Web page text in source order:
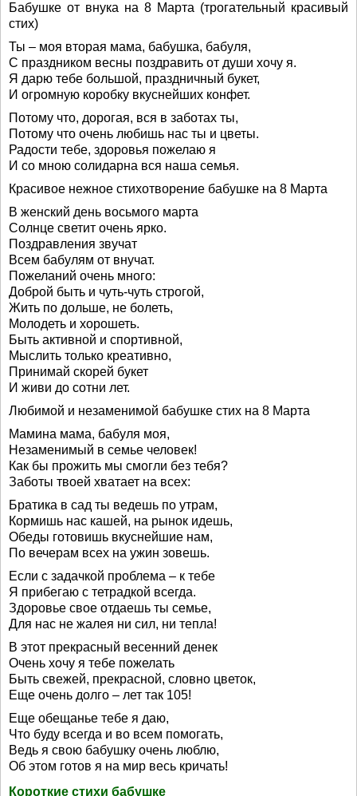
Бабушке от внука на 8 Марта (трогательный красивый
стих)
Ты – моя вторая мама, бабушка, бабуля,
С праздником весны поздравить от души хочу я.
Я дарю тебе большой, праздничный букет,
И огромную коробку вкуснейших конфет.
Потому что, дорогая, вся в заботах ты,
Потому что очень любишь нас ты и цветы.
Радости тебе, здоровья пожелаю я
И со мною солидарна вся наша семья.
Красивое нежное стихотворение бабушке на 8 Марта
В женский день восьмого марта
Солнце светит очень ярко.
Поздравления звучат
Всем бабулям от внучат.
Пожеланий очень много:
Доброй быть и чуть-чуть строгой,
Жить по дольше, не болеть,
Молодеть и хорошеть.
Быть активной и спортивной,
Мыслить только креативно,
Принимай скорей букет
И живи до сотни лет.
Любимой и незаменимой бабушке стих на 8 Марта
Мамина мама, бабуля моя,
Незаменимый в семье человек!
Как бы прожить мы смогли без тебя?
Заботы твоей хватает на всех:
Братика в сад ты ведешь по утрам,
Кормишь нас кашей, на рынок идешь,
Обеды готовишь вкуснейшие нам,
По вечерам всех на ужин зовешь.
Если с задачкой проблема – к тебе
Я прибегаю с тетрадкой всегда.
Здоровье свое отдаешь ты семье,
Для нас не жалея ни сил, ни тепла!
В этот прекрасный весенний денек
Очень хочу я тебе пожелать
Быть свежей, прекрасной, словно цветок,
Еще очень долго – лет так 105!
Еще обещанье тебе я даю,
Что буду всегда и во всем помогать,
Ведь я свою бабушку очень люблю,
Об этом готов я на мир весь кричать!
Короткие стихи бабушке